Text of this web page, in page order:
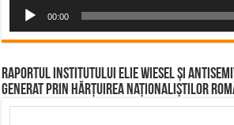
00:00
Raportul Institutului Elie Wiesel și
Generat prin Hărțuirea Naționaliștilor